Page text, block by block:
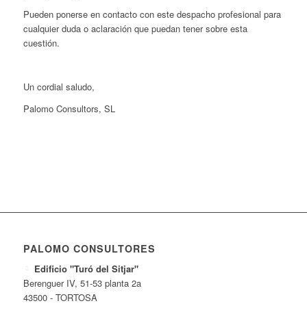
Pueden ponerse en contacto con este despacho profesional para
cualquier duda o aclaración que puedan tener sobre esta
cuestión.
Un cordial saludo,
Palomo Consultors, SL
PALOMO CONSULTORES
Edificio "Turó del Sitjar"
Berenguer IV, 51-53 planta 2a
43500 - TORTOSA